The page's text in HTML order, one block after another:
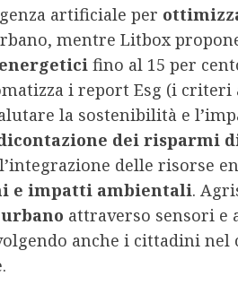
artificiale per
mentre Litbox
fino al 15 per
i report Esg (i criteri
la sostenibilità e
dei risparmi di
delle risorse
e impatti ambientali.
attraverso sensori e
anche i cittadini nel